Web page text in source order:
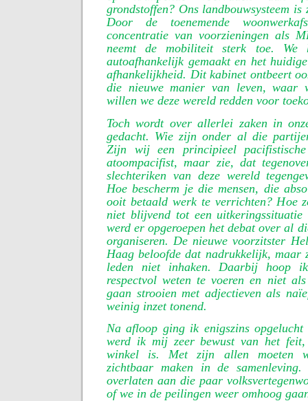
grondstoffen? Ons landbouwsysteem is
Door de toenemende
concentratie van voorzieningen als
neemt de mobiliteit sterk toe. We
autoafhankelijk gemaakt en het
afhankelijkheid. Dit kabinet ontbeert
die nieuwe manier van leven, waar
willen we deze wereld redden voor
Toch wordt over allerlei zaken in
gedacht. Wie zijn onder al die
Zijn wij een principieel
atoompacifist, maar zie, dat
slechteriken van deze wereld
Hoe bescherm je die mensen, die
ooit betaald werk te verrichten? Hoe
niet blijvend tot een uitkeringssituatie
werd er opgeroepen het debat over al
organiseren. De nieuwe voorzitster
Haag beloofde dat nadrukkelijk, maar
leden niet inhaken. Daarbij hoop
respectvol weten te voeren en niet
gaan strooien met adjectieven als
weinig inzet tonend.
Na afloop ging ik enigszins
werd ik mij zeer bewust van het
winkel is. Met zijn allen moeten
zichtbaar maken in de
overlaten aan die paar
of we in de peilingen weer omhoog